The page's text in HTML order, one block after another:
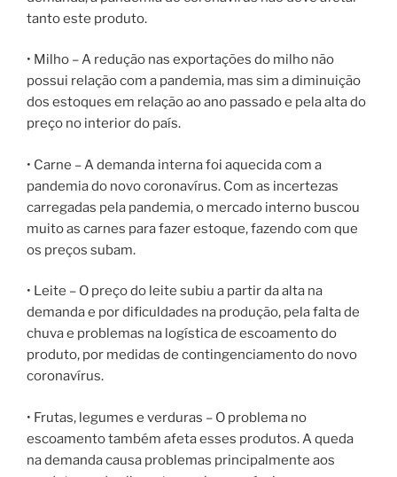
tanto este produto.
• Milho – A redução nas exportações do milho não
possui relação com a pandemia, mas sim a diminuição
dos estoques em relação ao ano passado e pela alta do
preço no interior do país.
• Carne – A demanda interna foi aquecida com a
pandemia do novo coronavírus. Com as incertezas
carregadas pela pandemia, o mercado interno buscou
muito as carnes para fazer estoque, fazendo com que
os preços subam.
• Leite – O preço do leite subiu a partir da alta na
demanda e por dificuldades na produção, pela falta de
chuva e problemas na logística de escoamento do
produto, por medidas de contingenciamento do novo
coronavírus.
• Frutas, legumes e verduras – O problema no
escoamento também afeta esses produtos. A queda
na demanda causa problemas principalmente aos